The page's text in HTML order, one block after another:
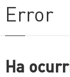
Error
Ha